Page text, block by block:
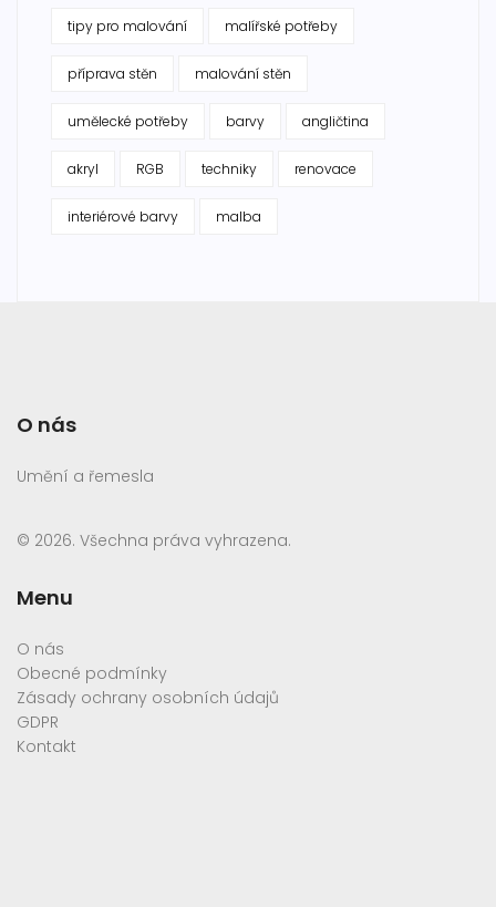
tipy pro malování malířské potřeby
příprava stěn malování stěn
umělecké potřeby barvy angličtina
akryl RGB techniky renovace
interiérové barvy malba
O nás
Umění a řemesla
© 2026. Všechna práva vyhrazena.
Menu
O nás
Obecné podmínky
Zásady ochrany osobních údajů
GDPR
Kontakt